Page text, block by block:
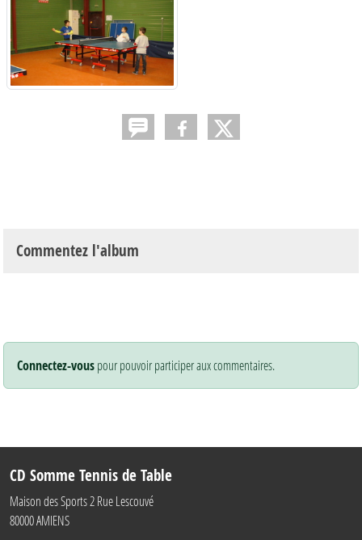
Commentez l'album
Connectez-vouspour pouvoir participer aux commentaires.
CD Somme Tennis de Table
Maison des Sports 2 Rue Lescouvé
80000AMIENS